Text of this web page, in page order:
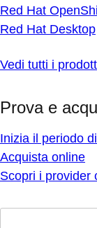
Red Hat
Red Hat Desktop
Vedi tutti i
Prova e
Inizia il periodo
Acquista online
Scopri i provider